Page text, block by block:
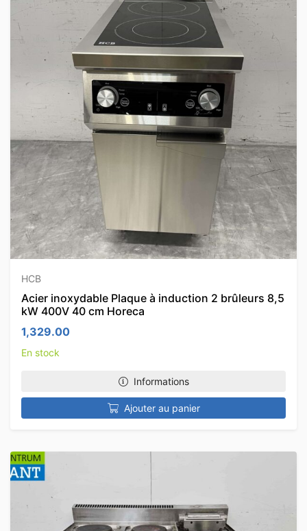
HCB
Acier inoxydable Plaque à induction 2 brûleurs 8,5
kW 400V 40 cm Horeca
1,329.00
En stock
Informations
Ajouter au panier